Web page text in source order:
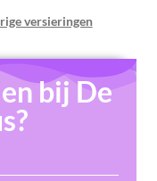
versieringen
bij De